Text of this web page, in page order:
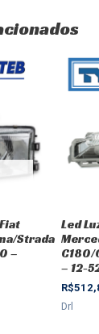
Strada
–
Led
C180/
– 12-
R$
Drl